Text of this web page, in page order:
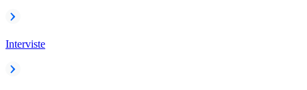
Interviste